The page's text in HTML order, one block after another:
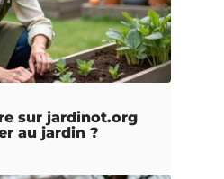
sur jardinot.org
au jardin ?